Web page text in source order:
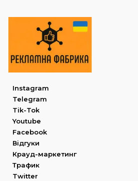
Instagram
Telegram
Tik-Tok
Youtube
Facebook
Відгуки
Крауд-маркетинг
Трафик
Twitter